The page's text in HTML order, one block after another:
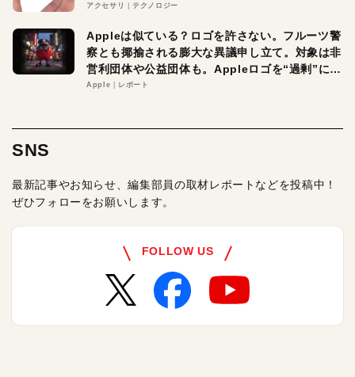
アクセサリ テクノロジー
Appleは似ている？ロゴを許さない。フルーツ警
察とも揶揄される膨大な異議申し立て。対象は非
営利団体や公益団体も。Appleロゴを“過剰”に守
る理由とは
Apple レポート
SNS
最新記事やお知らせ、編集部員の取材レポートなどを投稿中！
ぜひフォローをお願いします。
FOLLOW US